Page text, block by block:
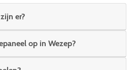
er?
op in Wezep?